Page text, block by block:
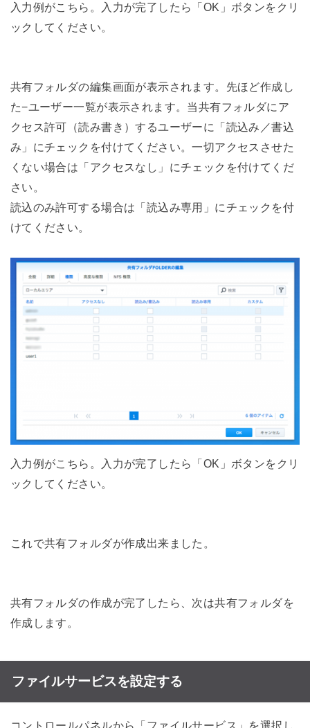
入力例がこちら。入力が完了したら「OK」ボタンをクリ
ックしてください。
共有フォルダの編集画面が表示されます。先ほど作成し
た−ユーザー一覧が表示されます。当共有フォルダにア
クセス許可（読み書き）するユーザーに「読込み／書込
み」にチェックを付けてください。一切アクセスさせた
くない場合は「アクセスなし」にチェックを付けてくだ
さい。
読込のみ許可する場合は「読込み専用」にチェックを付
けてください。
入力例がこちら。入力が完了したら「OK」ボタンをクリ
ックしてください。
これで共有フォルダが作成出来ました。
共有フォルダの作成が完了したら、次は共有フォルダを
作成します。
ファイルサービスを設定する
コントロールパネルから「ファイルサービス」を選択し